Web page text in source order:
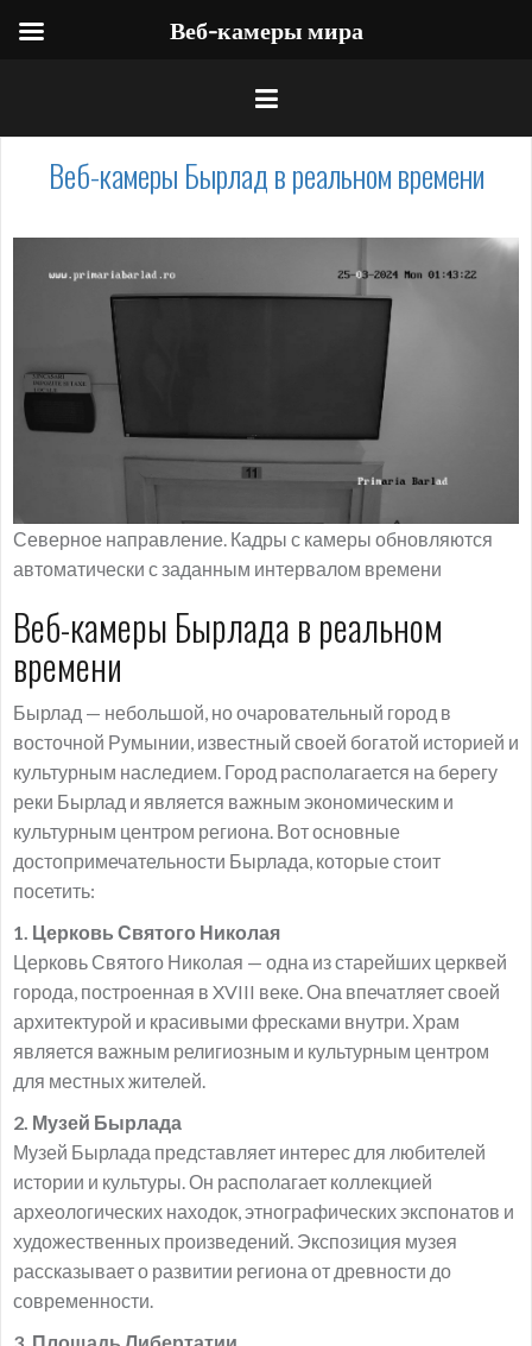
Веб-камеры Бырлад в реальном времени
Северное направление. Кадры с камеры обновляются
автоматически с заданным интервалом времени
Веб-камеры Бырлада в реальном
времени
Бырлад — небольшой, но очаровательный город в
восточной Румынии, известный своей богатой историей и
культурным наследием. Город располагается на берегу
реки Бырлад и является важным экономическим и
культурным центром региона. Вот основные
достопримечательности Бырлада, которые стоит
посетить:
1. Церковь Святого Николая
Церковь Святого Николая — одна из старейших церквей
города, построенная в XVIII веке. Она впечатляет своей
архитектурой и красивыми фресками внутри. Храм
является важным религиозным и культурным центром
для местных жителей.
2. Музей Бырлада
Музей Бырлада представляет интерес для любителей
истории и культуры. Он располагает коллекцией
археологических находок, этнографических экспонатов и
художественных произведений. Экспозиция музея
рассказывает о развитии региона от древности до
современности.
Веб-камеры мира